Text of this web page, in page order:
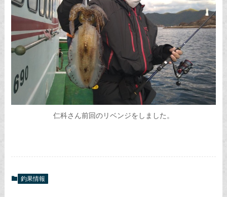
仁科さん前回のリベンジをしました。
釣果情報